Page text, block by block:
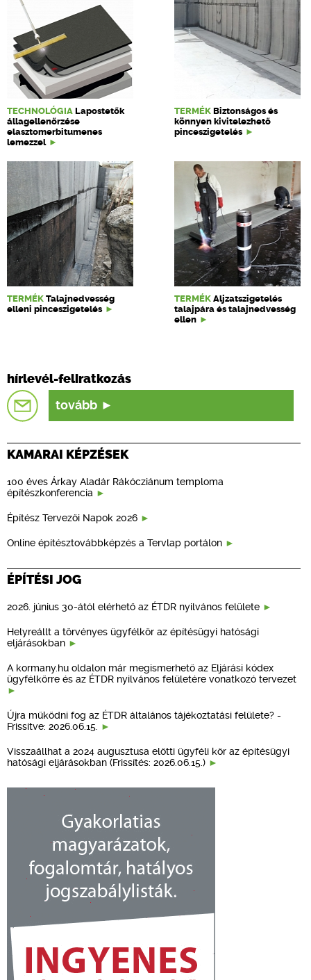
TECHNOLÓGIA Lapostetők
állagellenőrzése
elasztomerbitumenes
lemezzel
TERMÉK Biztonságos és
könnyen kivitelezhető
pinceszigetelés
TERMÉK Talajnedvesség
elleni pinceszigetelés
TERMÉK Aljzatszigetelés
talajpára és talajnedvesség
ellen
hírlevél-feliratkozás
tovább
KAMARAI KÉPZÉSEK
100 éves Árkay Aladár Rákócziánum temploma
építészkonferencia
Építész Tervezői Napok 2026
Online építésztovábbképzés a Tervlap portálon
ÉPÍTÉSI JOG
2026. június 30-ától elérhető az ÉTDR nyilvános felülete
Helyreállt a törvényes ügyfélkör az építésügyi hatósági
eljárásokban
A kormany.hu oldalon már megismerhető az Eljárási kódex
ügyfélkörre és az ÉTDR nyilvános felületére vonatkozó tervezet
Újra működni fog az ÉTDR általános tájékoztatási felülete? -
Frissítve: 2026.06.15.
Visszaállhat a 2024 augusztusa előtti ügyféli kör az építésügyi
hatósági eljárásokban (Frissítés: 2026.06.15.)